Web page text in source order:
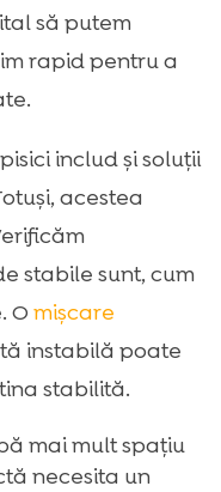
să putem
rapid pentru a
includ și soluții
acestea
stabile sunt, cum
O mișcare
instabilă poate
stabilită.
mai mult spațiu
necesita un